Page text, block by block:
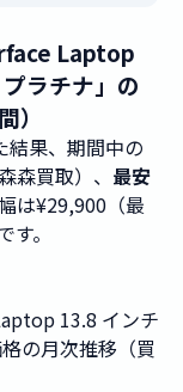
Laptop
ラチナ」の
）
結果、期間中の
森買取）、 最安
は¥29,900（最
。
13.8 インチ
の月次推移（買